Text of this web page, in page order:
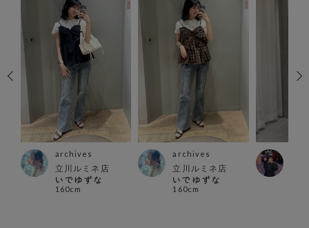
archives
立川ルミネ店
い で ゆ ず な
160cm
archives
立川ルミネ店
い で ゆ ず な
160cm